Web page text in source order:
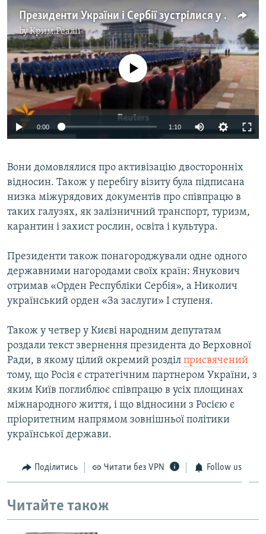
Президенти України і Сербії зустрілися у Белграді
byКрим.Реалії
No media source currently available
0:00 1:10
Вони домовлялися про активізацію двосторонніх
відносин. Також у перебігу візиту була підписана
низка міжурядових документів про співпрацю в
таких галузях, як залізничний транспорт, туризм,
карантин і захист рослин, освіта і культура.
Президенти також понагороджували одне одного
державними нагородами своїх країн: Янукович
отримав «Орден Республіки Сербія», а Николич
український орден «За заслуги» I ступеня.
Також у четвер у Києві народним депутатам
роздали текст звернення президента до Верховної
Ради, в якому цілий окремий розділ присвячений
тому, що Росія є стратегічним партнером України, з
яким Київ поглиблює співпрацю в усіх площинах
міжнародного життя, і що відносини з Росією є
пріоритетним напрямом зовнішньої політики
української держави.
Поділитись Читати без VPN Follow us
Читайте також